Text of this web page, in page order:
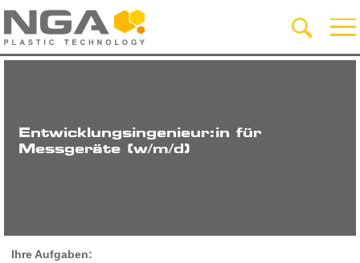
Entwicklungsingenieur:in für
Messgeräte (w/m/d)
Ihre Aufgaben: